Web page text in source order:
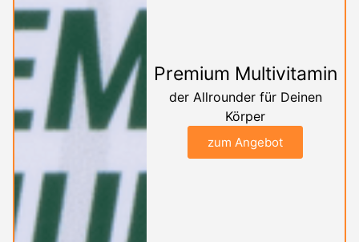
Premium Multivitamin
der Allrounder für Deinen
Körper
zum Angebot